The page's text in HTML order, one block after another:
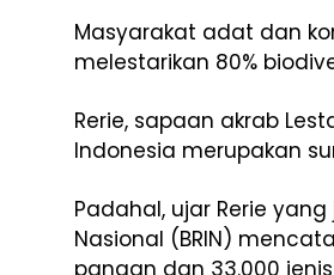
Masyarakat adat dan
melestarikan 80%
Rerie, sapaan akrab
Indonesia merupakan
Padahal, ujar Rerie
Nasional (BRIN)
pangan dan 33.000